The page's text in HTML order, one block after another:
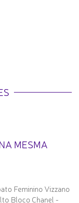
MESMA